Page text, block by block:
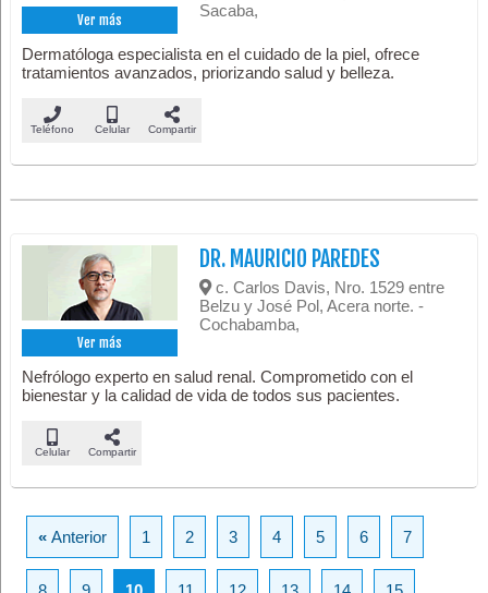
Ver más
Sacaba,
Dermatóloga especialista en el cuidado de la piel, ofrece
tratamientos avanzados, priorizando salud y belleza.
Teléfono Celular Compartir
Ver más
DR. MAURICIO PAREDES
c. Carlos Davis, Nro. 1529 entre
Belzu y José Pol, Acera norte. -
Cochabamba,
Nefrólogo experto en salud renal. Comprometido con el
bienestar y la calidad de vida de todos sus pacientes.
Celular Compartir
«Anterior 1 2 3 4 5 6 7